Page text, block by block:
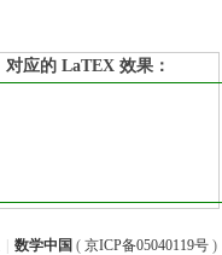
对应的 LaTEX 效果：
数学中国 ( 京ICP备05040119号)